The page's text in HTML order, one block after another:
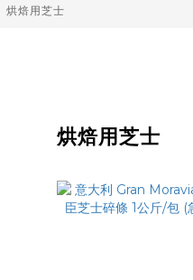
烘焙用芝士
烘焙用芝士